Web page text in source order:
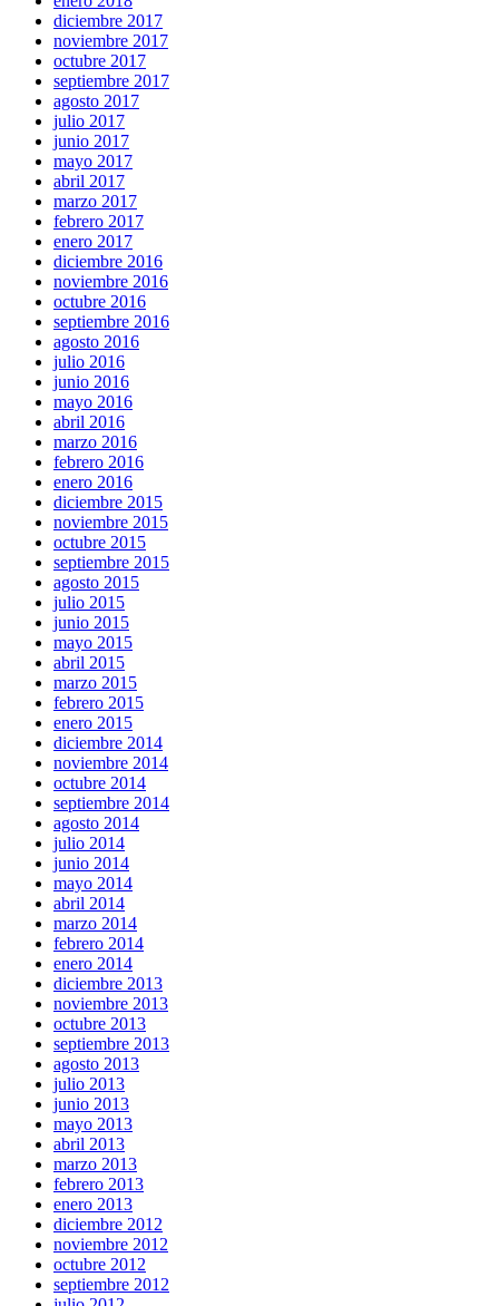
diciembre 2017
noviembre 2017
octubre 2017
septiembre 2017
agosto 2017
julio 2017
junio 2017
mayo 2017
abril 2017
marzo 2017
febrero 2017
enero 2017
diciembre 2016
noviembre 2016
octubre 2016
septiembre 2016
agosto 2016
julio 2016
junio 2016
mayo 2016
abril 2016
marzo 2016
febrero 2016
enero 2016
diciembre 2015
noviembre 2015
octubre 2015
septiembre 2015
agosto 2015
julio 2015
junio 2015
mayo 2015
abril 2015
marzo 2015
febrero 2015
enero 2015
diciembre 2014
noviembre 2014
octubre 2014
septiembre 2014
agosto 2014
julio 2014
junio 2014
mayo 2014
abril 2014
marzo 2014
febrero 2014
enero 2014
diciembre 2013
noviembre 2013
octubre 2013
septiembre 2013
agosto 2013
julio 2013
junio 2013
mayo 2013
abril 2013
marzo 2013
febrero 2013
enero 2013
diciembre 2012
noviembre 2012
octubre 2012
septiembre 2012